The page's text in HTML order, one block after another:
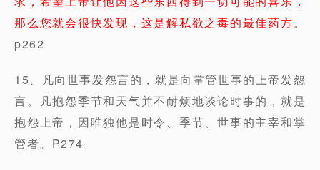
那么您就会很快发现，这是解私欲之毒的最佳药方。
p262
15、凡向世事发怨言的，就是向掌管世事的上帝发怨
言。凡抱怨季节和天气并不耐烦地谈论时事的，就是
抱怨上帝，因唯独他是时令、季节、世事的主宰和掌
管者。P274